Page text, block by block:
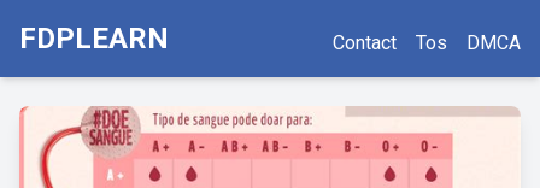
FDPLEARN Contact Tos DMCA